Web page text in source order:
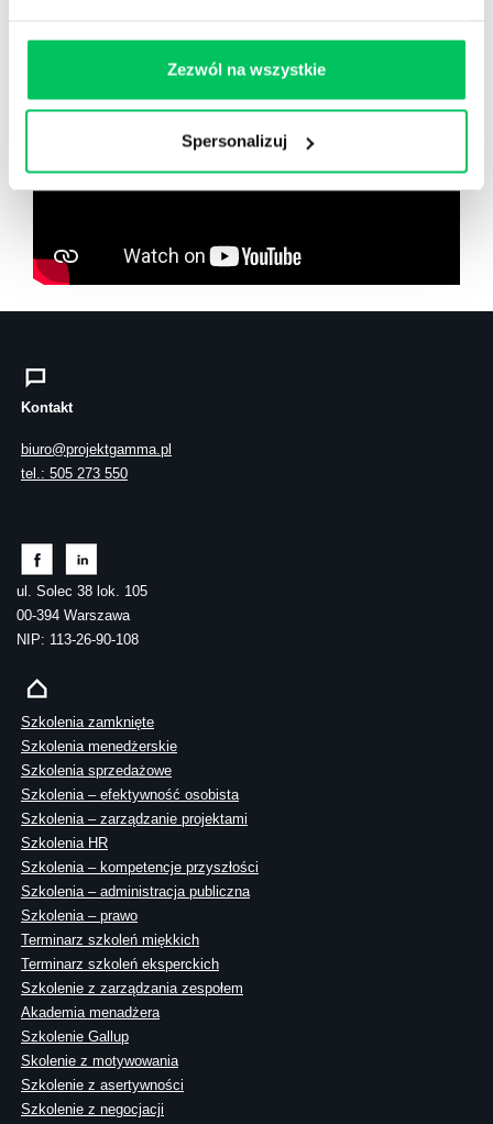
Zezwól na wszystkie
Spersonalizuj
Kontakt
biuro@projektgamma.pl
tel.: 505 273 550
ul. Solec 38 lok. 105
00-394 Warszawa
NIP: 113-26-90-108
Szkolenia zamknięte
Szkolenia menedżerskie
Szkolenia sprzedażowe
Szkolenia – efektywność osobista
Szkolenia – zarządzanie projektami
Szkolenia HR
Szkolenia – kompetencje przyszłości
Szkolenia – administracja publiczna
Szkolenia – prawo
Terminarz szkoleń miękkich
Terminarz szkoleń eksperckich
Szkolenie z zarządzania zespołem
Akademia menadżera
Szkolenie Gallup
Skolenie z motywowania
Szkolenie z asertywności
Szkolenie z negocjacji